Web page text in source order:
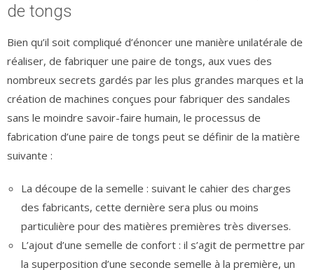
de tongs
Bien qu’il soit compliqué d’énoncer une manière unilatérale de
réaliser, de fabriquer une paire de tongs, aux vues des
nombreux secrets gardés par les plus grandes marques et la
création de machines conçues pour fabriquer des sandales
sans le moindre savoir-faire humain, le processus de
fabrication d’une paire de tongs peut se définir de la matière
suivante :
La découpe de la semelle : suivant le cahier des charges
des fabricants, cette dernière sera plus ou moins
particulière pour des matières premières très diverses.
L’ajout d’une semelle de confort : il s’agit de permettre par
la superposition d’une seconde semelle à la première, un